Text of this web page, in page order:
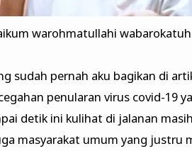
warohmatullahi
sudah pernah aku bagikan di
penularan virus covid-19
detik ini kulihat di jalanan
masyarakat umum yang justru